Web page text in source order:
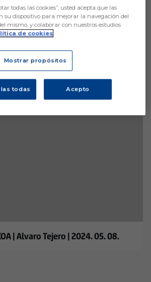
| Alvaro Tejero | 2024. 05. 08.
todas las cookies”, usted acepta que las
su dispositivo para mejorar la navegación del
mismo, y colaborar con nuestros estudios
de cookies
Mostrar propósitos
todas Acepto